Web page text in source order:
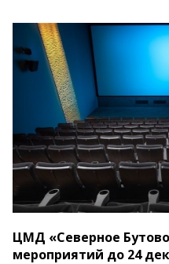
ЦМД «Северное
мероприятий до 24